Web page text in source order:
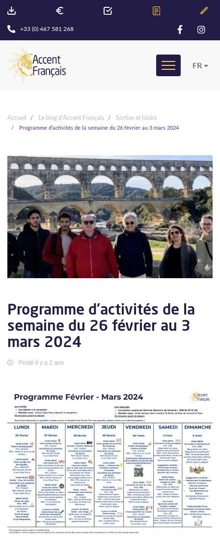
+33 (0) 467 581 268
FR
Accueil Le blog d'Accent Français Sorties et loisirs
Programme d'activités de la semaine du 26 février au 3 mars 2024
Programme d'activités de la
semaine du 26 février au 3
mars 2024
Posté il y a 2 ans